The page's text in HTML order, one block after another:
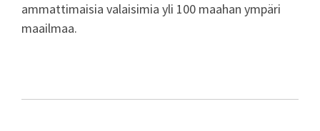
ammattimaisia valaisimia yli 100 maahan ympäri
maailmaa.